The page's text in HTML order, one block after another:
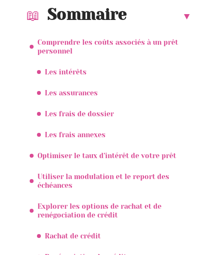
Sommaire
Comprendre les coûts associés à un prêt
personnel
Les intérêts
Les assurances
Les frais de dossier
Les frais annexes
Optimiser le taux d’intérêt de votre prêt
Utiliser la modulation et le report des
échéances
Explorer les options de rachat et de
renégociation de crédit
Rachat de crédit